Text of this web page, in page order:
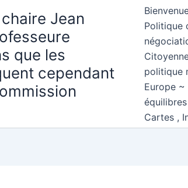
Jean
que les
cependant
Politique
politique
Europe ~
Cartes ,